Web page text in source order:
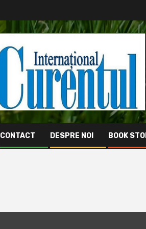
CONTACT DESPRE NOI BOOK